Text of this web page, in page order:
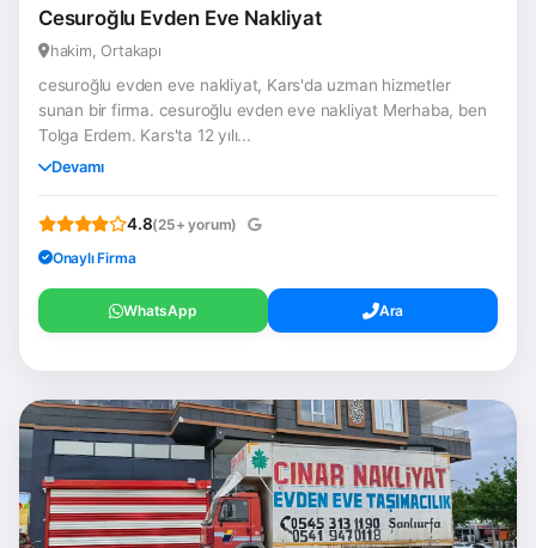
Cesuroğlu Evden Eve Nakliyat
hakim, Ortakapı
cesuroğlu evden eve nakliyat, Kars'da uzman hizmetler
sunan bir firma. cesuroğlu evden eve nakliyat Merhaba, ben
Tolga Erdem. Kars'ta 12 yılı...
Devamı
4.8(25+ yorum)
Onaylı Firma
WhatsApp Ara